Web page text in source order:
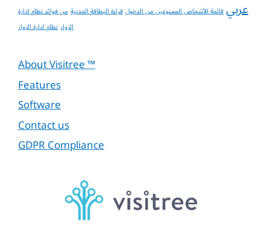
عربيقائمة الأشخاص الممنوعين من الدخولقراءة البطاقة المدنيةمن فوائد نظام ادارة
الزوارنظام ادارة الزوار
About Visitree ™
Features
Software
Contact us
GDPR Compliance